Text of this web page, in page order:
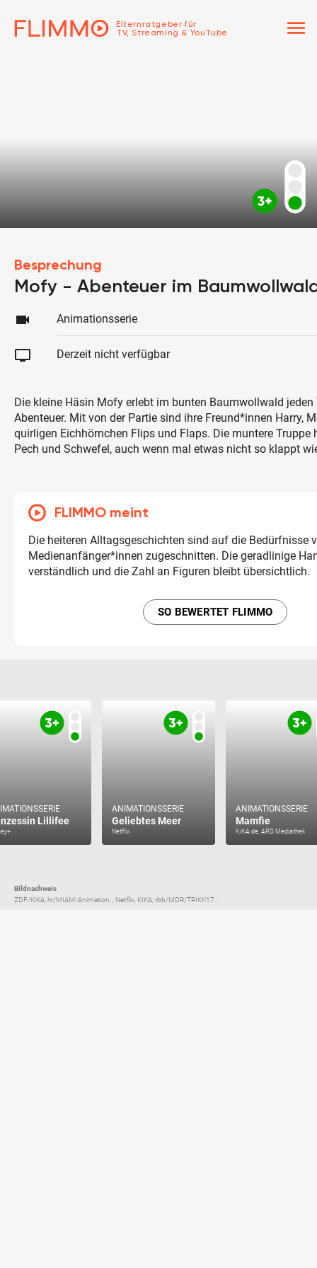
Elternratgeber für
TV, Streaming & YouTube
menu
Besprechung
Mofy - Abenteuer im
videocam Animationsserie
tv Derzeit nicht verfügbar
Die kleine Häsin Mofy erlebt im bunten Baumwollwald jeden
Abenteuer. Mit von der Partie sind ihre Freund*innen Harry,
quirligen Eichhörnchen Flips und Flaps. Die muntere Truppe
Pech und Schwefel, auch wenn mal etwas nicht so klappt
FLIMMO meint
Die heiteren Alltagsgeschichten sind auf die Bedürfnisse
Medienanfänger*innen zugeschnitten. Die geradlinige
verständlich und die Zahl an Figuren bleibt übersichtlich.
SO BEWERTET FLIMMO
Lillifee
ANIMATIONSSERIE
Geliebtes Meer
Netflix
ANIMATIONSSERIE
Mamfie
KiKA.de, ARD Mediathek
Bildnachweis
ZDF/KiKA, hr/MIAM! Animation, , Netflix, KIKA, rbb/MDR/TRIKK17...